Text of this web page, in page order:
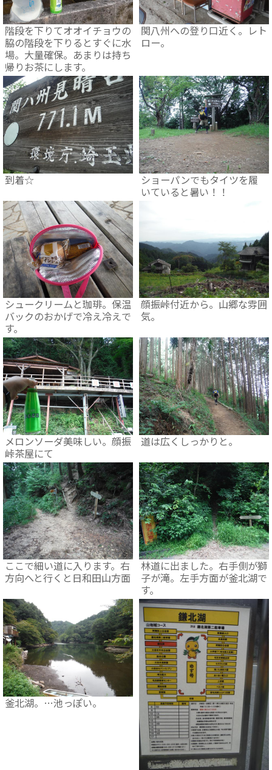
階段を下りてオオイチョウの
脇の階段を下りるとすぐに水
場。大量確保。あまりは持ち
帰りお茶にします。
関八州への登り口近く。レト
ロー。
到着☆
ショーパンでもタイツを履
いていると暑い！！
シュークリームと珈琲。保温
バックのおかげで冷え冷えで
す。
顔振峠付近から。山郷な雰囲
気。
メロンソーダ美味しい。顔振
峠茶屋にて
道は広くしっかりと。
ここで細い道に入ります。右
方向へと行くと日和田山方面
林道に出ました。右手側が獅
子が滝。左手方面が釜北湖で
す。
釜北湖。…池っぽい。